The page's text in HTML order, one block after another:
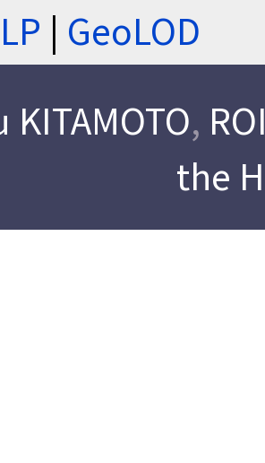
| GeoLOD
,
the